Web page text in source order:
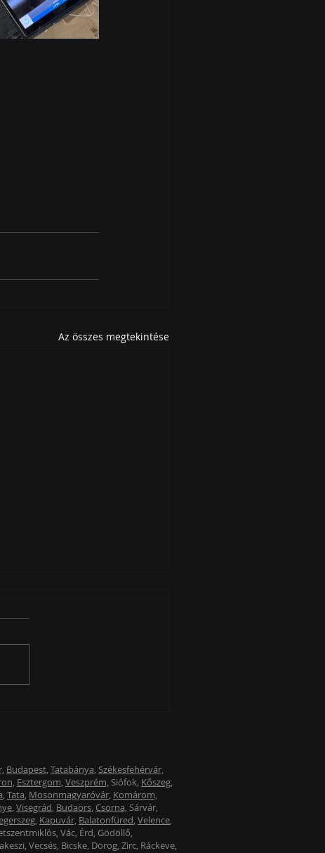
Az összes megtekintése
Budapest, Tatabánya, Székesfehérvár,
Esztergom, Veszprém, Siófok, Kőszeg,
, Tata, Mosonmagyaróvár, Komárom,
, Visegrád, Budaörs, Csorna, Sárvár,
, Kapuvár, Balatonfüred, Velence,
Vác, Érd, Gödöllő,
Vecsés, Bicske, Dorog, Zirc, Ráckeve,